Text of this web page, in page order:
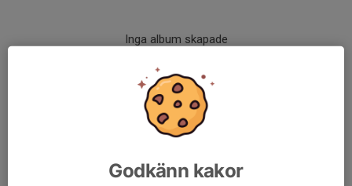
Inga album skapade
Godkänn kakor